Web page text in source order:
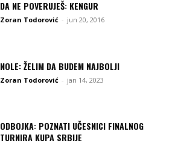
DA NE POVERUJEŠ: KENGUR
Zoran Todorović - jun 20, 2016
NOLE: ŽELIM DA BUDEM NAJBOLJI
Zoran Todorović - jan 14, 2023
ODBOJKA: POZNATI UČESNICI FINALNOG
TURNIRA KUPA SRBIJE